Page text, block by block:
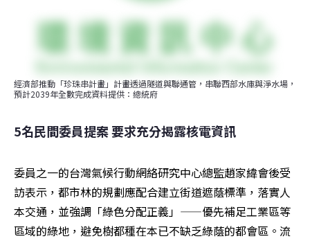
經濟部推動「珍珠串計畫」計畫透過隧道與聯通管，串聯西部水庫與淨水場，
預計2039年全數完成資料提供：總統府
5名民間委員提案 要求充分揭露核電資訊
委員之一的台灣氣候行動網絡研究中心總監趙家緯會後受
訪表示，都市林的規劃應配合建立街道遮蔭標準，落實人
本交通，並強調「綠色分配正義」——優先補足工業區等
區域的綠地，避免樹都種在本已不缺乏綠蔭的都會區。流